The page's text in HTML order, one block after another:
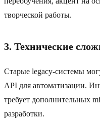
творческой работы.
3. Технические
Старые legacy-системы
API для автоматизации.
требует дополнительных
разработки.